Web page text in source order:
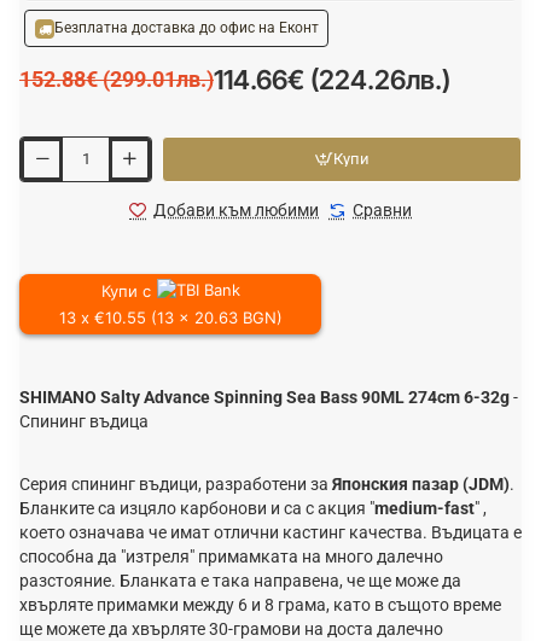
Безплатна доставка до офис на Еконт
114.66€ (224.26лв.)
152.88€ (299.01лв.)
Купи
Добави към любими Сравни
Купи с
13 x €10.55 (13 x 20.63 BGN)
SHIMANO Salty Advance Spinning Sea Bass 90ML 274cm 6-32g-
Спининг въдица
Серия спининг въдици, разработени за Японския пазар (JDM).
Бланките са изцяло карбонови и са с акция "medium-fast" ,
което означава че имат отлични кастинг качества. Въдицата е
способна да "изтреля" примамката на много далечно
разстояние. Бланката е така направена, че ще може да
хвърляте примамки между 6 и 8 грама, като в същото време
ще можете да хвърляте 30-грамови на доста далечно